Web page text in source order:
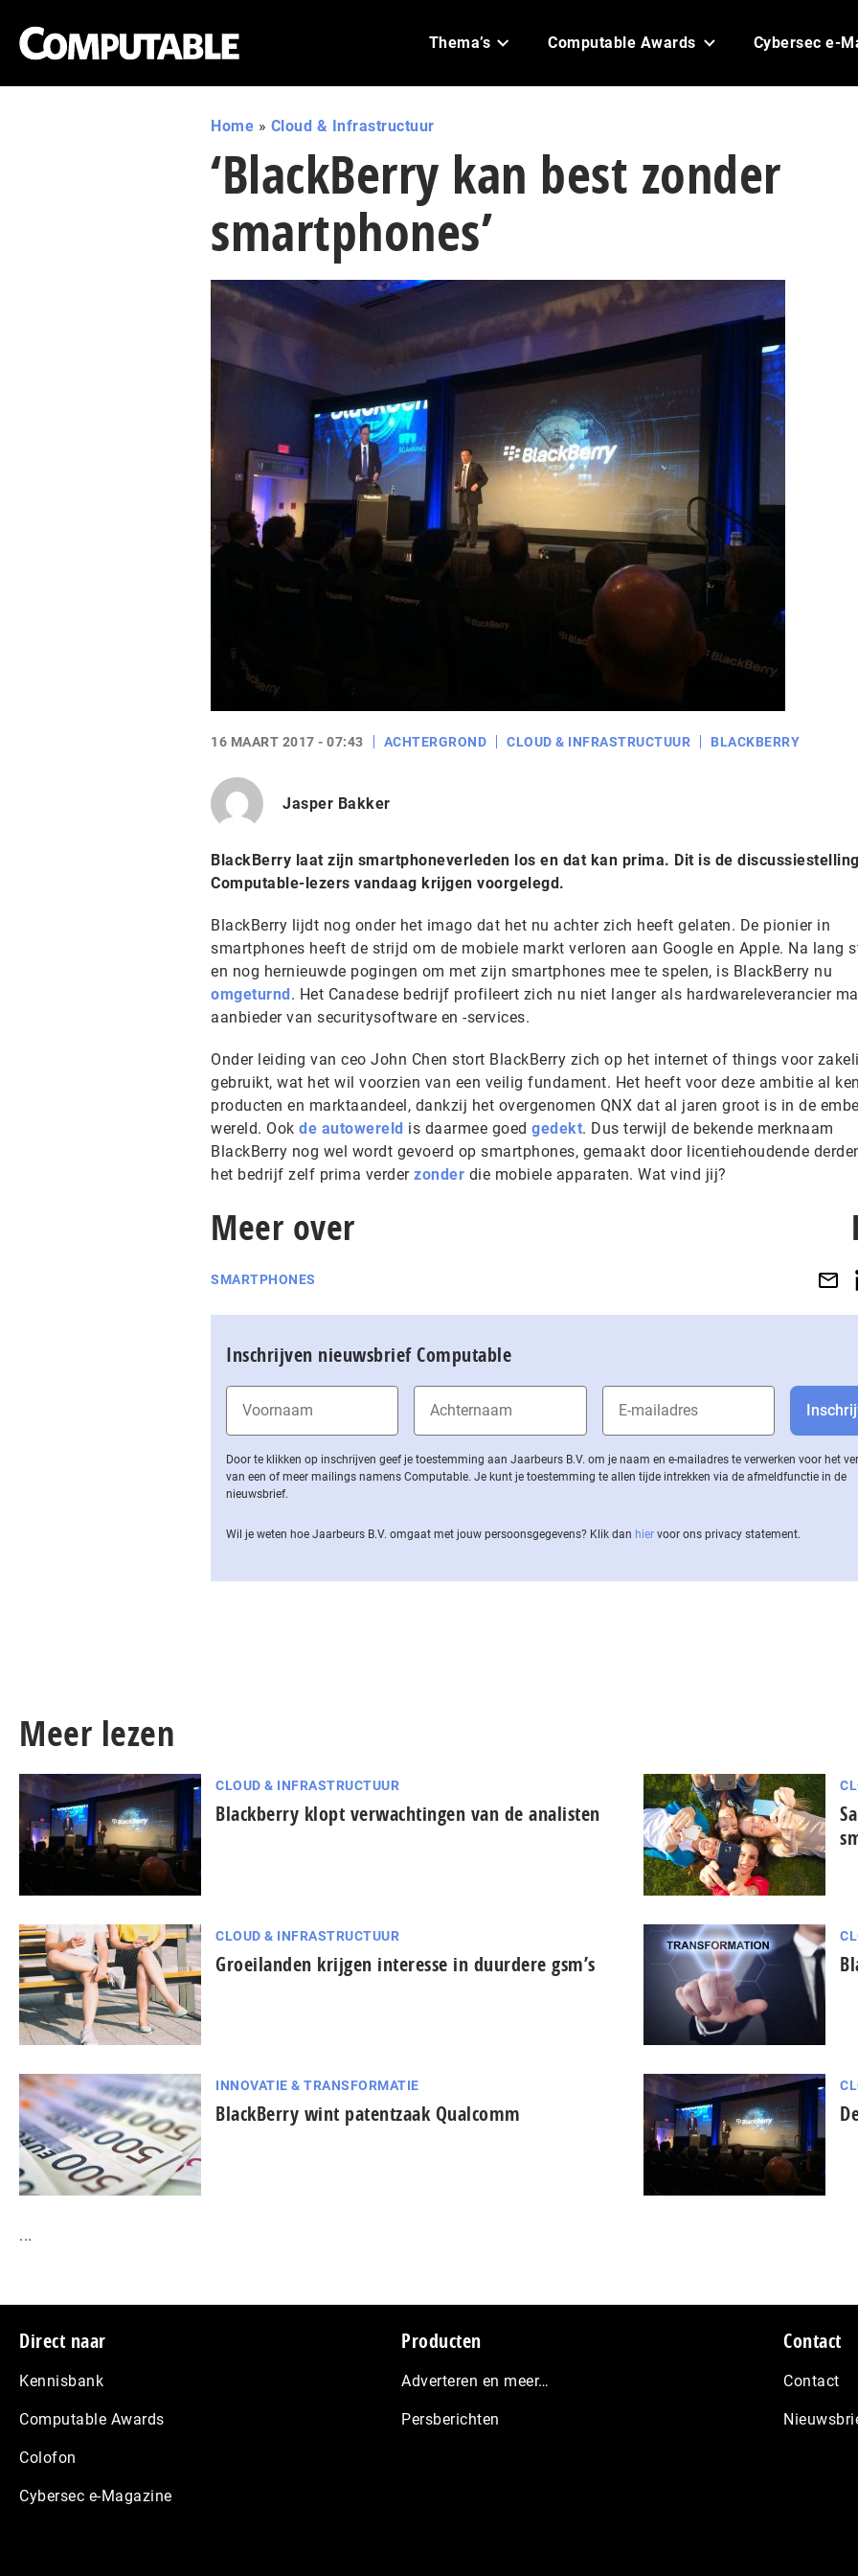
Thema’s Computable Awards Cybersec e-
Home » Cloud & Infrastructuur
‘BlackBerry kan best zonder
smartphones’
16 MAART 2017 - 07:43 ACHTERGROND CLOUD & INFRASTRUCTUUR BLACKBERRY
Jasper Bakker
BlackBerry laat zijn smartphoneverleden los en dat kan prima. Dit is de
Computable-lezers vandaag krijgen voorgelegd.
BlackBerry lijdt nog onder het imago dat het nu achter zich heeft gelaten. De pionier in
smartphones heeft de strijd om de mobiele markt verloren aan Google en Apple. Na lang
en nog hernieuwde pogingen om met zijn smartphones mee te spelen, is BlackBerry nu
omgeturnd. Het Canadese bedrijf profileert zich nu niet langer als hardwareleverancier
aanbieder van securitysoftware en -services.
Onder leiding van ceo John Chen stort BlackBerry zich op het internet of things voor
gebruikt, wat het wil voorzien van een veilig fundament. Het heeft voor deze ambitie al
producten en marktaandeel, dankzij het overgenomen QNX dat al jaren groot is in de
wereld. Ook de autowereld is daarmee goed gedekt. Dus terwijl de bekende merknaam
BlackBerry nog wel wordt gevoerd op smartphones, gemaakt door licentiehoudende
het bedrijf zelf prima verder zonder die mobiele apparaten. Wat vind jij?
Meer over
SMARTPHONES
Inschrijven nieuwsbrief Computable
Door te klikken op inschrijven geef je toestemming aan Jaarbeurs B.V. om je naam en e-mailadres te verwerken voor het
van een of meer mailings namens Computable. Je kunt je toestemming te allen tijde intrekken via de af­meld­func­tie in de
nieuwsbrief.
Wil je weten hoe Jaarbeurs B.V. omgaat met jouw per­soons­ge­ge­vens? Klik dan hier voor ons privacy statement.
Meer lezen
CLOUD & INFRASTRUCTUUR
Blackberry klopt verwachtingen van de analisten
CLOUD & INFRASTRUCTUUR
Groeilanden krijgen interesse in duurdere gsm’s
INNOVATIE & TRANSFORMATIE
BlackBerry wint patentzaak Qualcomm
...
Footer
Direct naar
Kennisbank
Computable Awards
Colofon
Cybersec e-Magazine
Producten
Adverteren en meer…
Persberichten
Contact
Contact